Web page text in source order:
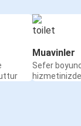
Muavinler
Sefer